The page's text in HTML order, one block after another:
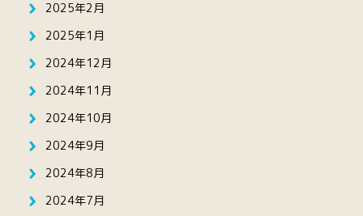
2025年2月
2025年1月
2024年12月
2024年11月
2024年10月
2024年9月
2024年8月
2024年7月